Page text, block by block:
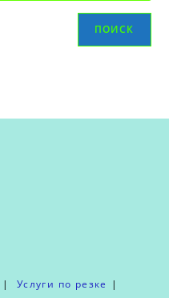
ПОИСК
Услуги по резке